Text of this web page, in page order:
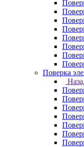
Поверка